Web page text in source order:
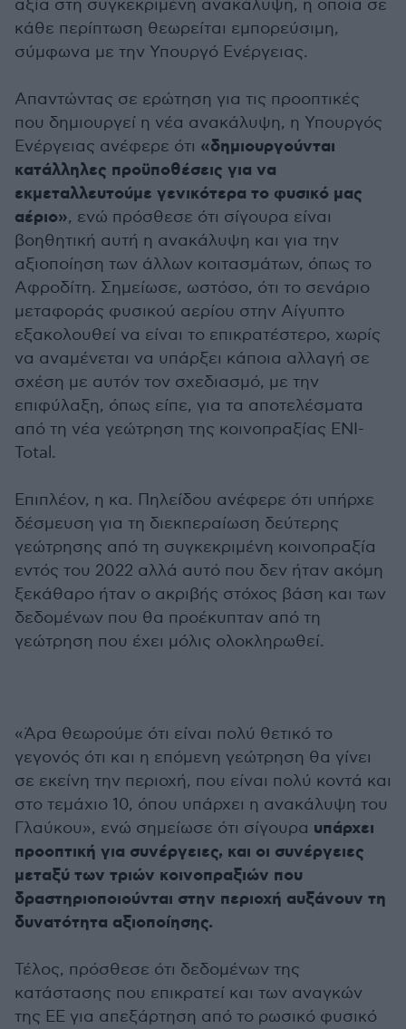
αξία στη συγκεκριμένη ανακάλυψη, η οποία σε
κάθε περίπτωση θεωρείται εμπορεύσιμη,
σύμφωνα με την Υπουργό Ενέργειας.
Απαντώντας σε ερώτηση για τις προοπτικές
που δημιουργεί η νέα ανακάλυψη, η Υπουργός
Ενέργειας ανέφερε ότι «δημιουργούνται
κατάλληλες προϋποθέσεις για να
εκμεταλλευτούμε γενικότερα το φυσικό μας
αέριο», ενώ πρόσθεσε ότι σίγουρα είναι
βοηθητική αυτή η ανακάλυψη και για την
αξιοποίηση των άλλων κοιτασμάτων, όπως το
Αφροδίτη. Σημείωσε, ωστόσο, ότι το σενάριο
μεταφοράς φυσικού αερίου στην Αίγυπτο
εξακολουθεί να είναι το επικρατέστερο, χωρίς
να αναμένεται να υπάρξει κάποια αλλαγή σε
σχέση με αυτόν τον σχεδιασμό, με την
επιφύλαξη, όπως είπε, για τα αποτελέσματα
από τη νέα γεώτρηση της κοινοπραξίας ΕΝΙ-
Total.
Επιπλέον, η κα. Πηλείδου ανέφερε ότι υπήρχε
δέσμευση για τη διεκπεραίωση δεύτερης
γεώτρησης από τη συγκεκριμένη κοινοπραξία
εντός του 2022 αλλά αυτό που δεν ήταν ακόμη
ξεκάθαρο ήταν ο ακριβής στόχος βάση και των
δεδομένων που θα προέκυπταν από τη
γεώτρηση που έχει μόλις ολοκληρωθεί.
«Άρα θεωρούμε ότι είναι πολύ θετικό το
γεγονός ότι και η επόμενη γεώτρηση θα γίνει
σε εκείνη την περιοχή, που είναι πολύ κοντά και
στο τεμάχιο 10, όπου υπάρχει η ανακάλυψη του
Γλαύκου», ενώ σημείωσε ότι σίγουρα υπάρχει
προοπτική για συνέργειες, και οι συνέργειες
μεταξύ των τριών κοινοπραξιών που
δραστηριοποιούνται στην περιοχή αυξάνουν τη
δυνατότητα αξιοποίησης.
Τέλος, πρόσθεσε ότι δεδομένων της
κατάστασης που επικρατεί και των αναγκών
της ΕΕ για απεξάρτηση από το ρωσικό φυσικό